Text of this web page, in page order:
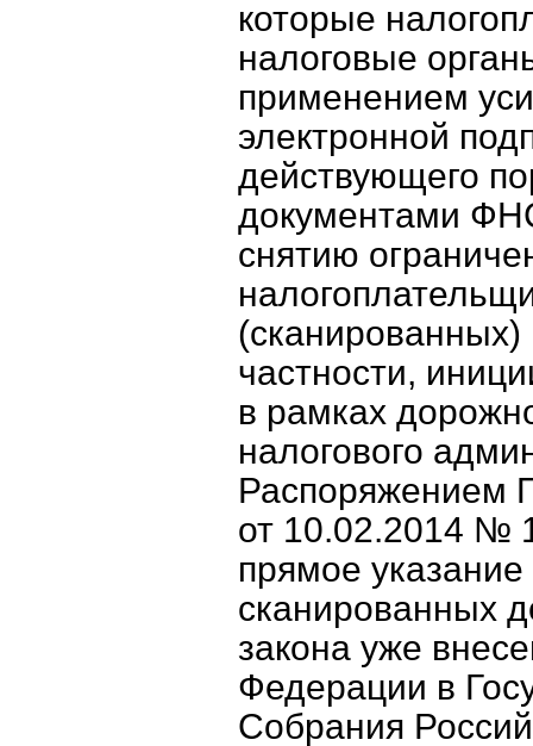
которые
налоговые
применением
электронной
действующего
документами
снятию
частности,
в рамках
налогового
Распоряжением
от 10.02.2014 №
прямое
сканированных
закона уже
Федерации в
Собрания